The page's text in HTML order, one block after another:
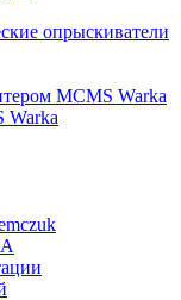
опрыскиватели
MCMS Warka
Warka